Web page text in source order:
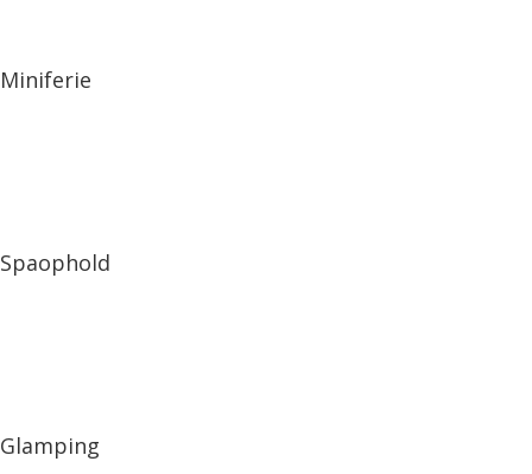
Miniferie
Spaophold
Glamping